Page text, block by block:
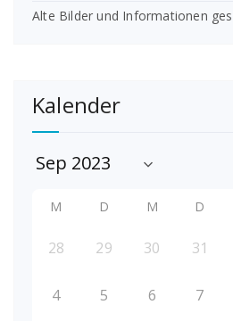
Alte Bilder und Informationen
Kalender
M D M D
28 29 30 31
4 5 6 7